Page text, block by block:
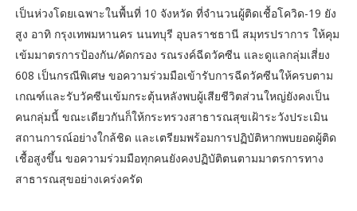
เป็นห่วงโดยเฉพาะในพื้นที่ 10 จังหวัด ที่จำนวนผู้ติดเชื้อโควิด-19 ยัง
สูง อาทิ กรุงเทพมหานคร นนทบุรี อุบลราชธานี สมุทรปราการ ให้คุม
เข้มมาตรการป้องกัน/คัดกรอง รณรงค์ฉีดวัคซีน และดูแลกลุ่มเสี่ยง
608 เป็นกรณีพิเศษ ขอความร่วมมือเข้ารับการฉีดวัคซีนให้ครบตาม
เกณฑ์และรับวัคซีนเข้มกระตุ้นหลังพบผู้เสียชีวิตส่วนใหญ่ยังคงเป็น
คนกลุ่มนี้ ขณะเดียวกันก็ให้กระทรวงสาธารณสุขเฝ้าระวังประเมิน
สถานการณ์อย่างใกล้ชิด และเตรียมพร้อมการปฏิบัติหากพบยอดผู้ติด
เชื้อสูงขึ้น ขอความร่วมมือทุกคนยังคงปฏิบัติตนตามมาตรการทาง
สาธารณสุขอย่างเคร่งครัด